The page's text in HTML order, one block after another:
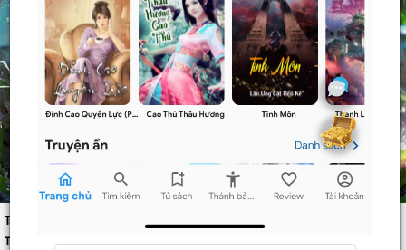
Tác giả:
Thể loại:
Hài Hước,Huyền Huyễn,Xuyên Không